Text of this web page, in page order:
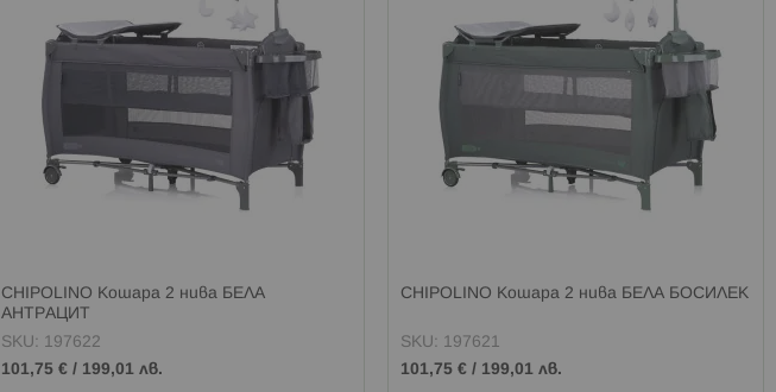
CHIPOLINO Кошара 2 нива БЕЛА
АНТРАЦИТ
SKU: 197622
101,75 € / 199,01 лв.
CHIPOLINO Кошара 2 нива БЕЛА БОСИЛЕК
SKU: 197621
101,75 € / 199,01 лв.